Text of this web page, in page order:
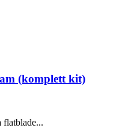
(komplett kit)
flatblade...